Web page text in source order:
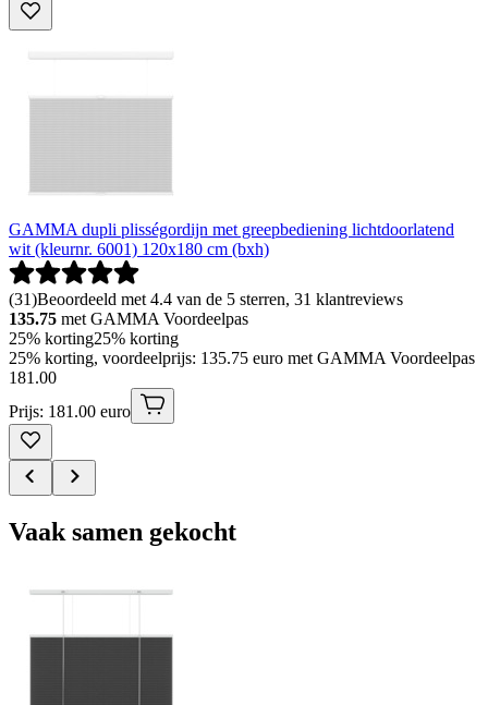
GAMMA dupli plisségordijn met greepbediening lichtdoorlatend
wit (kleurnr. 6001) 120x180 cm (bxh)
(31)Beoordeeld met 4.4 van de 5 sterren, 31 klantreviews
135.75 met GAMMA Voordeelpas
25% korting25% korting
25% korting, voordeelprijs: 135.75 euro met GAMMA Voordeelpas
181 .00
Prijs: 181.00 euro
Vaak samen gekocht